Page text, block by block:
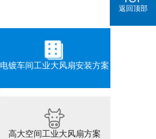
电镀车间工业大风扇安装方案
高大空间工业大风扇方案
返回顶部